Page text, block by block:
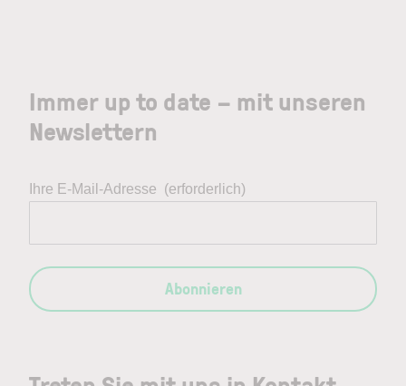
Immer up to date – mit unseren
Newslettern
Ihre E-Mail-Adresse (erforderlich)
Abonnieren